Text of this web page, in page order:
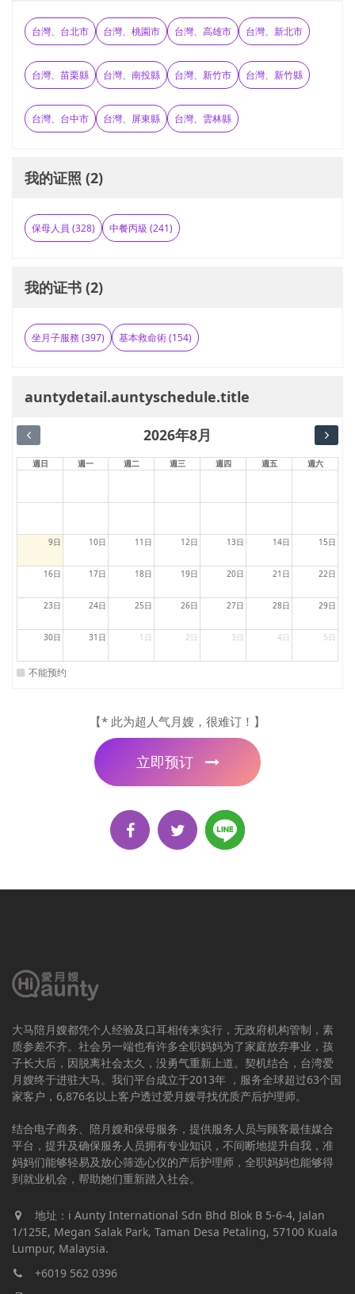
台灣、台北市 台灣、桃園市 台灣、高雄市 台灣、新北市
台灣、苗栗縣 台灣、南投縣 台灣、新竹市 台灣、新竹縣
台灣、台中市 台灣、屏東縣 台灣、雲林縣
我的证照 (2)
保母人員 (328) 中餐丙級 (241)
我的证书 (2)
坐月子服務 (397) 基本救命術 (154)
auntydetail.auntyschedule.title
2026年8月
週日 週一 週二 週三 週四 週五 週六
9日 10日 11日 12日 13日 14日 15日
16日 17日 18日 19日 20日 21日 22日
23日 24日 25日 26日 27日 28日 29日
30日 31日 1日 2日 3日 4日 5日
不能预约
【* 此为超人气月嫂，很难订！】
立即预订
大马陪月嫂都凭个人经验及口耳相传来实行，无政府机构管制，素
质参差不齐。社会另一端也有许多全职妈妈为了家庭放弃事业，孩
子长大后，因脱离社会太久，没勇气重新上道。契机结合，台湾爱
月嫂终于进驻大马。我们平台成立于2013年 ，服务全球超过63个国
家客户，6,876名以上客户透过爱月嫂寻找优质产后护理师。
结合电子商务、陪月嫂和保母服务，提供服务人员与顾客最佳媒合
平台，提升及确保服务人员拥有专业知识，不间断地提升自我，准
妈妈们能够轻易及放心筛选心仪的产后护理师，全职妈妈也能够得
到就业机会，帮助她们重新踏入社会。
地址：i Aunty International Sdn Bhd Blok B 5-6-4, Jalan
1/125E, Megan Salak Park, Taman Desa Petaling, 57100 Kuala
Lumpur, Malaysia.
+6019 562 0396